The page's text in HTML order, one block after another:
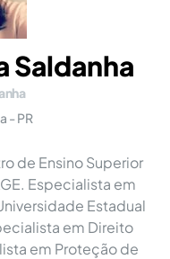
Saldanha
- PR
de Ensino Superior
Especialista em
Estadual
em Direito
em Proteção de